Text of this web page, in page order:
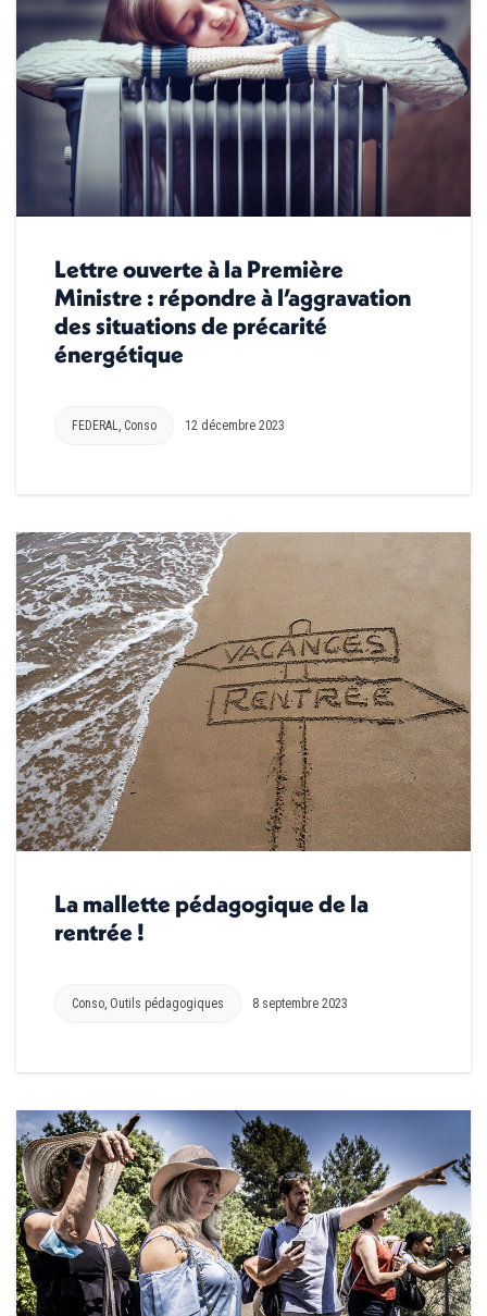
Lettre ouverte à la Première
Ministre : répondre à l’aggravation
des situations de précarité
énergétique
FEDERAL, Conso 12 décembre 2023
La mallette pédagogique de la
rentrée !
Conso, Outils pédagogiques 8 septembre 2023